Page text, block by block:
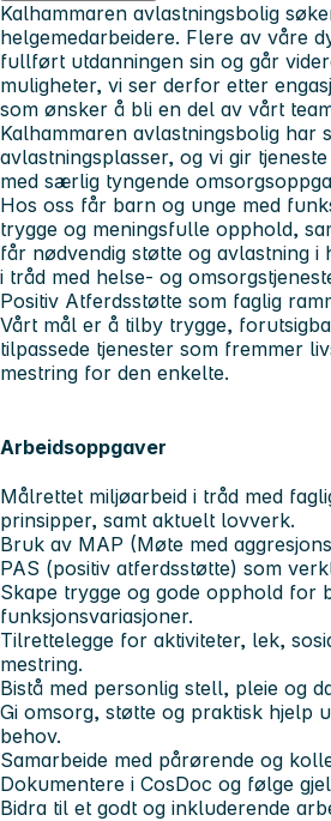
Kalhammaren avlastningsbolig
helgemedarbeidere. Flere av våre
fullført utdanningen sin og går
muligheter, vi ser derfor etter
som ønsker å bli en del av vårt
Kalhammaren avlastningsbolig har
avlastningsplasser, og vi gir
med særlig tyngende
Hos oss får barn og unge med
trygge og meningsfulle opphold,
får nødvendig støtte og avlastning i
i tråd med helse- og
Positiv Atferdsstøtte som faglig
Vårt mål er å tilby trygge,
tilpassede tjenester som fremmer
mestring for den enkelte.
Arbeidsoppgaver
Målrettet miljøarbeid i tråd med
prinsipper, samt aktuelt lovverk.
Bruk av MAP (Møte med
PAS (positiv atferdsstøtte) som
Skape trygge og gode opphold for
funksjonsvariasjoner.
Tilrettelegge for aktiviteter, lek,
mestring.
Bistå med personlig stell, pleie og
Gi omsorg, støtte og praktisk hjelp
behov.
Samarbeide med pårørende og
Dokumentere i CosDoc og følge
Bidra til et godt og inkluderende